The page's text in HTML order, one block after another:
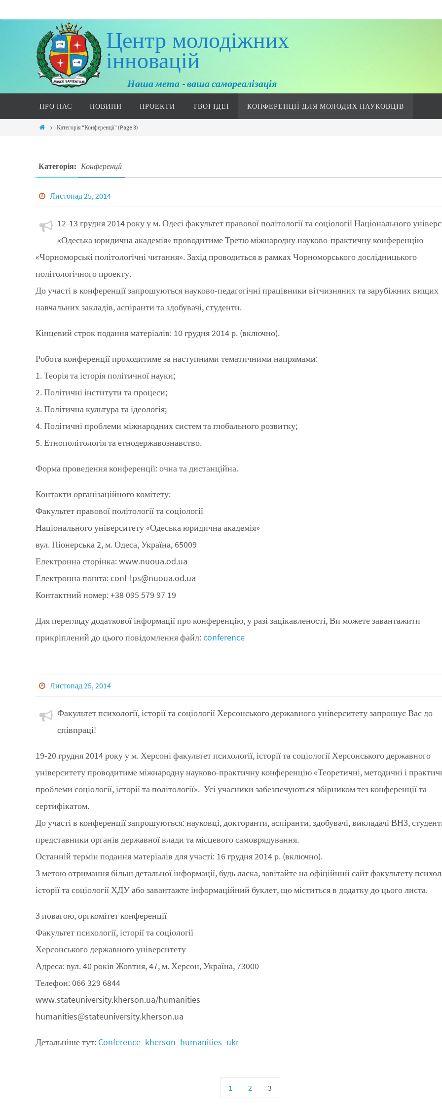
Центр молодіжних
інновацій
Наша мета - ваша самореалізація
ПРО НАС НОВИНИ ПРОЕКТИ ТВОЇ ІДЕЇ КОНФЕРЕНЦІЇ ДЛЯ МОЛОДИХ НАУКОВЦІВ
Категорія "Конференції" (Page 3)
Категорія: Конференції
Листопад 25, 2014
12-13 грудня 2014 року у м. Одесі факультет правової політології та соціології Національного
«Одеська юридична академія» проводитиме Третю міжнародну науково-практичну конференцію
«Чорноморські політологічні читання». Захід проводиться в рамках Чорноморського дослідницького
політологічного проекту.
До участі в конференції запрошуються науково-педагогічні працівники вітчизняних та зарубіжних вищих
навчальних закладів, аспіранти та здобувачі, студенти.
Кінцевий строк подання матеріалів: 10 грудня 2014 р. (включно).
Робота конференції проходитиме за наступними тематичними напрямами:
1. Теорія та історія політичної науки;
2. Політичні інститути та процеси;
3. Політична культура та ідеологія;
4. Політичні проблеми міжнародних систем та глобального розвитку;
5. Етнополітологія та етнодержавознавство.
Форма проведення конференції: очна та дистанційна.
Контакти організаційного комітету:
Факультет правової політології та соціології
Національного університету «Одеська юридична академія»
вул. Піонерська 2, м. Одеса, Україна, 65009
Електронна сторінка: www.nuoua.od.ua
Електронна пошта: conf-lps@nuoua.od.ua
Контактний номер: +38 095 579 97 19
Для перегляду додаткової інформації про конференцію, у разі зацікавленості, Ви можете завантажити
прикріплений до цього повідомлення файл:conference
Листопад 25, 2014
Факультет психології, історії та соціології Херсонського державного університету запрошує Вас до
співпраці!
19-20 грудня 2014 року у м. Херсоні факультет психології, історії та соціології Херсонського державного
університету проводитиме міжнародну науково-практичну конференцію «Теоретичні, методичні і
проблеми соціології, історії та політології». Усі учасники забезпечуються збірником тез конференції та
сертифікатом.
До участі в конференції запрошуються: науковці, докторанти, аспіранти, здобувачі, викладачі ВНЗ,
представники органів державної влади та місцевого самоврядування.
Останній термін подання матеріалів для участі: 16 грудня 2014 р. (включно).
З метою отримання більш детальної інформації, будь ласка, завітайте на офіційний сайт факультету
історії та соціології ХДУ або завантажте інформаційний буклет, що міститься в додатку до цього листа.
З повагою, оргкомітет конференції
Факультет психології, історії та соціології
Херсонського державного університету
Адреса: вул. 40 років Жовтня, 47, м. Херсон, Україна, 73000
Телефон: 066 329 6844
www.stateuniversity.kherson.ua/humanities
humanities@stateuniversity.kherson.ua
Детальніше тут: Conference_kherson_humanities_ukr
1 2 3